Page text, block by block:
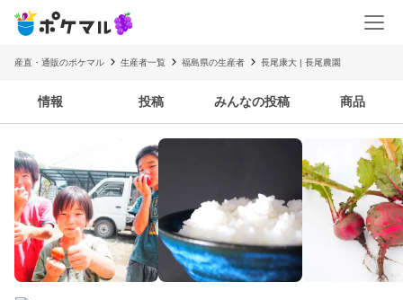
産直・通販のポケマル 生産者一覧 福島県の生産者 長尾康大 | 長尾農園
情報 投稿 みんなの投稿 商品